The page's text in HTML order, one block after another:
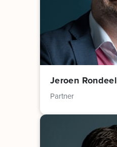
Jeroen Rondeel
Partner